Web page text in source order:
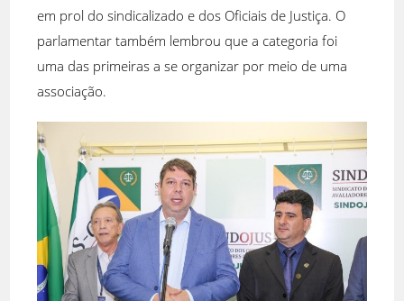
em prol do sindicalizado e dos Oficiais de Justiça. O
parlamentar também lembrou que a categoria foi
uma das primeiras a se organizar por meio de uma
associação.